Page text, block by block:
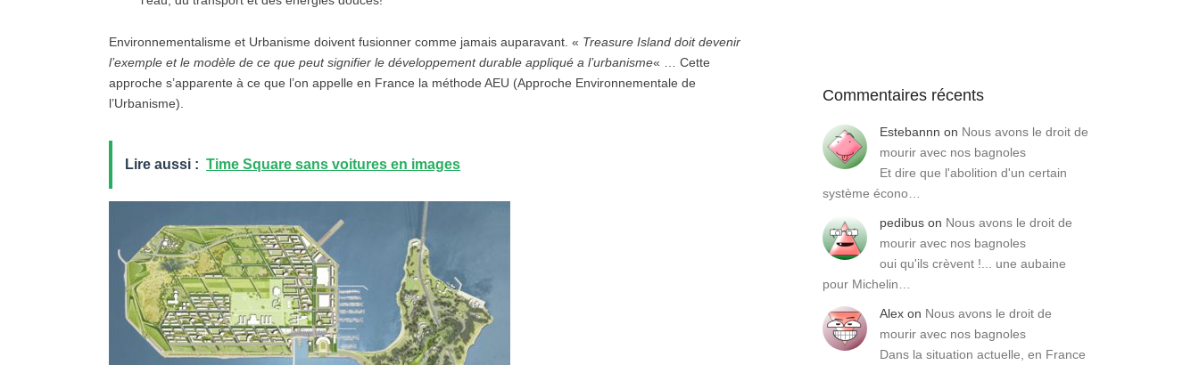
Environnementalisme et Urbanisme doivent fusionner comme jamais auparavant. « Treasure Island doit devenir
l’exemple et le modèle de ce que peut signifier le développement durable appliqué a l’urbanisme« … Cette
approche s’apparente à ce que l’on appelle en France la méthode AEU (Approche Environnementale de
l’Urbanisme).
Lire aussi : Time Square sans voitures en images
Commentaires récents
Estebannn on Nous avons le droit de
mourir avec nos bagnoles
Et dire que l'abolition d'un certain
système écono…
pedibus on Nous avons le droit de
mourir avec nos bagnoles
oui qu'ils crèvent !... une aubaine
pour Michelin…
Alex on Nous avons le droit de
mourir avec nos bagnoles
Dans la situation actuelle, en France